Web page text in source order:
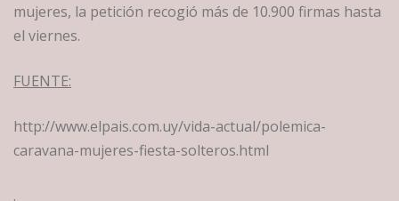
mujeres, la petición recogió más de 10.900 firmas hasta
el viernes.
FUENTE:
http://www.elpais.com.uy/vida-actual/polemica-
caravana-mujeres-fiesta-solteros.html
.